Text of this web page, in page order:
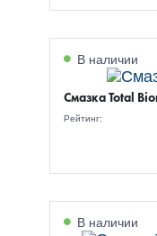
В наличии
Смазка Total
Рейтинг:
В наличии